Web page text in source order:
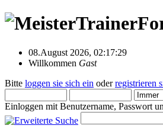
08.August 2026, 02:17:29
Willkommen Gast
Bitte loggen sie sich ein oderregistrieren
Einloggen mit Benutzername, Passwort